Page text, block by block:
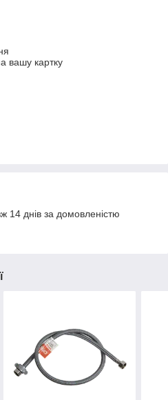
вашу картку
14 днів за домовленістю